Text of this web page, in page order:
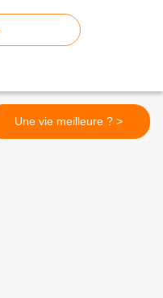
Une vie meilleure ? >